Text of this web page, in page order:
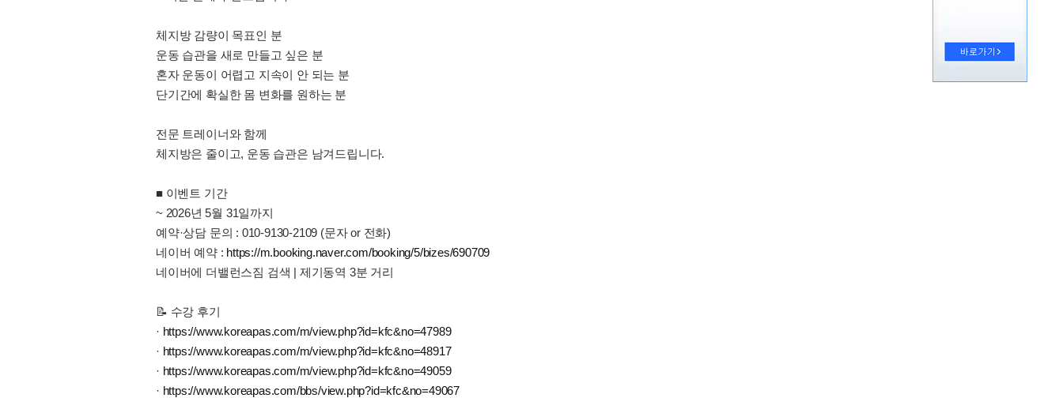
체지방 감량이 목표인 분
운동 습관을 새로 만들고 싶은 분
혼자 운동이 어렵고 지속이 안 되는 분
단기간에 확실한 몸 변화를 원하는 분
전문 트레이너와 함께
체지방은 줄이고, 운동 습관은 남겨드립니다.
■ 이벤트 기간
~ 2026년 5월 31일까지
예약·상담 문의 : 010-9130-2109 (문자 or 전화)
네이버 예약 : https://m.booking.naver.com/booking/5/bizes/690709
네이버에 더밸런스짐 검색 | 제기동역 3분 거리
📝 수강 후기
· https://www.koreapas.com/m/view.php?id=kfc&no=47989
· https://www.koreapas.com/m/view.php?id=kfc&no=48917
· https://www.koreapas.com/m/view.php?id=kfc&no=49059
· https://www.koreapas.com/bbs/view.php?id=kfc&no=49067